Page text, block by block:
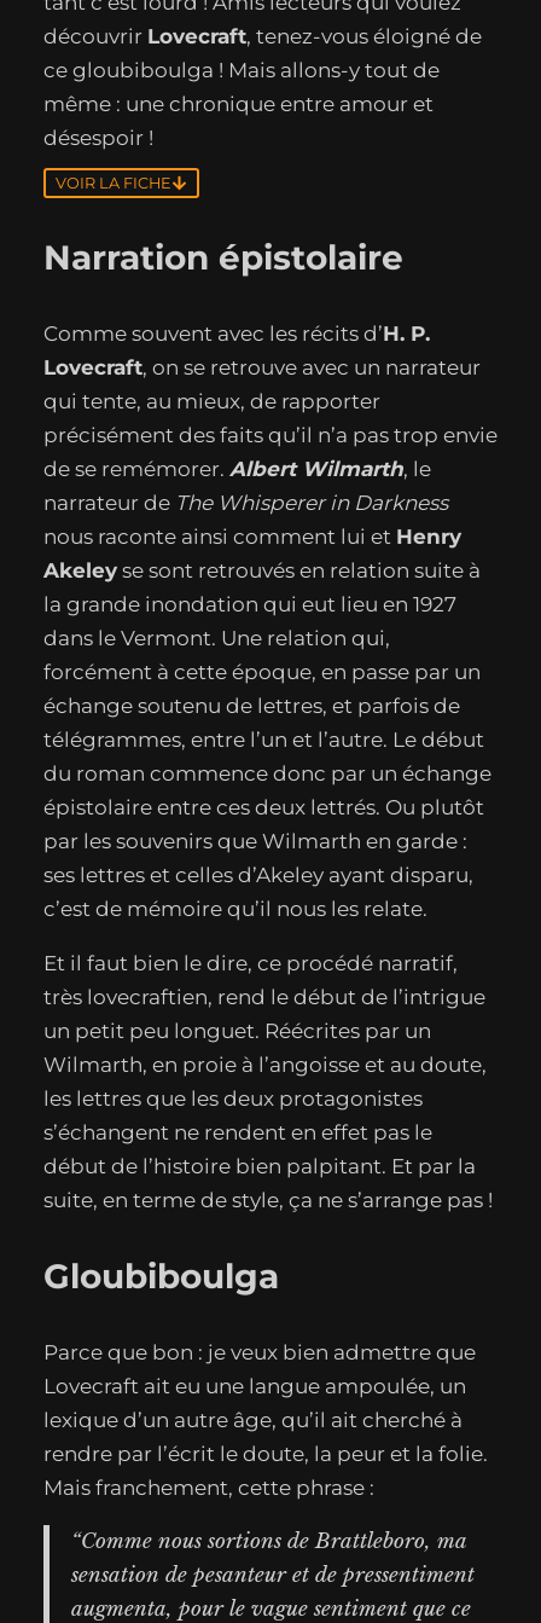
découvrir Lovecraft, tenez-vous éloigné de
ce gloubiboulga ! Mais allons‑y tout de
même : une chronique entre amour et
désespoir !
VOIR LA FICHE
Narration épistolaire
Comme souvent avec les récits d’H. P.
Lovecraft, on se retrouve avec un narrateur
qui tente, au mieux, de rapporter
précisément des faits qu’il n’a pas trop envie
de se remémorer. Albert Wilmarth, le
narrateur de The Whisperer in Darkness
nous raconte ainsi comment lui et Henry
Akeley se sont retrouvés en relation suite à
la grande inondation qui eut lieu en 1927
dans le Vermont. Une relation qui,
forcément à cette époque, en passe par un
échange soutenu de lettres, et parfois de
télégrammes, entre l’un et l’autre. Le début
du roman commence donc par un échange
épistolaire entre ces deux lettrés. Ou plutôt
par les souvenirs que Wilmarth en garde :
ses lettres et celles d’Akeley ayant disparu,
c’est de mémoire qu’il nous les relate.
Et il faut bien le dire, ce procédé narratif,
très lovecraftien, rend le début de l’intrigue
un petit peu longuet. Réécrites par un
Wilmarth, en proie à l’angoisse et au doute,
les lettres que les deux protagonistes
s’échangent ne rendent en effet pas le
début de l’histoire bien palpitant. Et par la
suite, en terme de style, ça ne s’arrange pas !
Gloubiboulga
Parce que bon : je veux bien admettre que
Lovecraft ait eu une langue ampoulée, un
lexique d’un autre âge, qu’il ait cherché à
rendre par l’écrit le doute, la peur et la folie.
Mais franchement, cette phrase :
“Comme nous sortions de Brattleboro, ma
sensation de pesanteur et de pressentiment
augmenta, pour le vague sentiment que ce